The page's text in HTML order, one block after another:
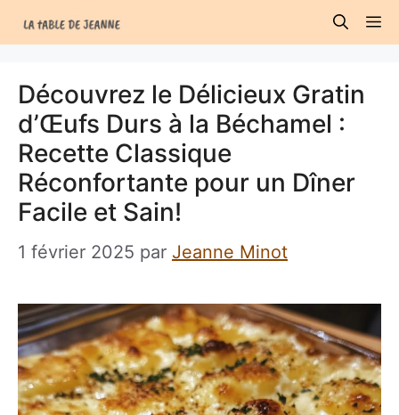
au
Découvrez le Délicieux Gratin
d’Œufs Durs à la Béchamel :
Recette Classique
Réconfortante pour un Dîner
Facile et Sain!
1 février 2025 par Jeanne Minot